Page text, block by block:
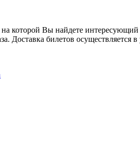
на которой Вы найдете
Доставка билетов осуществляется